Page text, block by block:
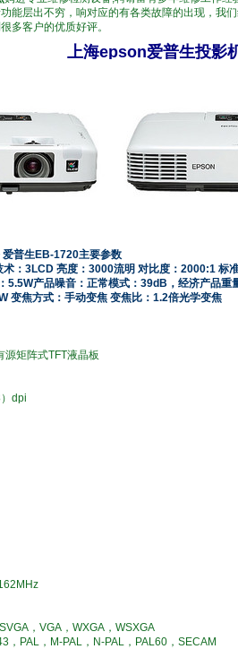
能层出不穷，响对应的有各类故障的出现，我
多客户的优质好评。
上海epson爱普生投影
普生EB-1720主要参数
术：3LCD 亮度：3000流明 对比度：2000:1
5.5W产品噪音：正常模式：39dB，经济产品
变焦方式：手动变焦 变焦比：1.2倍光学变焦
源矩阵式TFT液晶板
dpi
，VGA，WXGA，WSXGA
，PAL，M-PAL，N-PAL，PAL60，SECAM